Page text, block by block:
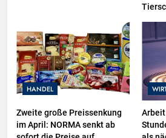
Nähe
HANDEL
Zweite große Preissenkung
im April: NORMA senkt ab